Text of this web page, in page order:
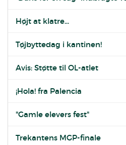
Højt at klatre...
Tøjbyttedag i kantinen!
Avis: Støtte til OL-atlet
¡Hola! fra Palencia
"Gamle elevers fest"
Trekantens MGP-finale